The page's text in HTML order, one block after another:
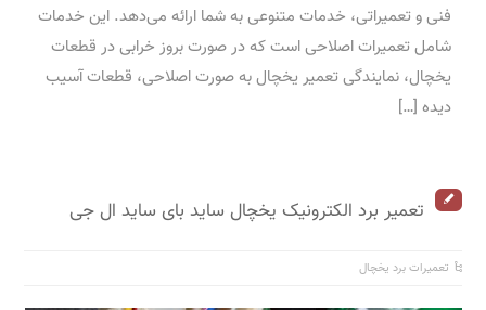
فنی و تعمیراتی، خدمات متنوعی به شما ارائه می‌دهد. این خدمات
شامل تعمیرات اصلاحی است که در صورت بروز خرابی در قطعات
یخچال، نمایندگی تعمیر یخچال به صورت اصلاحی، قطعات آسیب
دیده […]
تعمیر برد الکترونیک یخچال ساید بای ساید ال جی
تعمیرات برد یخچال